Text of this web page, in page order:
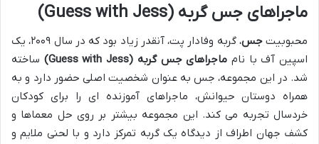
ماجراهای جس گربه (Guess with Jess)
محبوبیتجس
، گربه وفادار پت، آنقدر زیاد بود که در سال ۲۰۰۹، یک
اسپین آف با نام ماجراهای جس گربه (Guess with Jess)
ساخته
شد. در این مجموعه، جس به عنوان شخصیت اصلی حضور دارد و به
همراه دوستان حیوانش، ماجراهای آموزنده ای را برای کودکان
خردسال تجربه می کند. این مجموعه بیشتر بر روی حل معماها و
کشف جهان اطراف از دیدگاه یک گربه تمرکز دارد و با لحنی ملایم و